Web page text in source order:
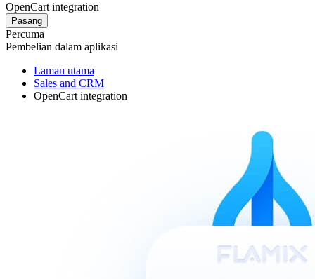
OpenCart integration
Pasang
Percuma
Pembelian dalam aplikasi
Laman utama
Sales and CRM
OpenCart integration